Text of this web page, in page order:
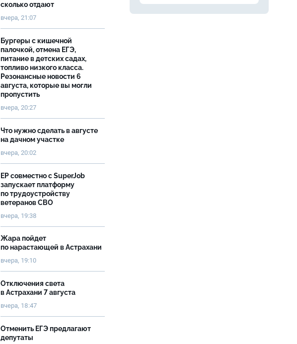
сколько отдают
вчера, 21:07
Бургеры с кишечной
палочкой, отмена ЕГЭ,
питание в детских садах,
топливо низкого класса.
Резонансные новости 6
августа, которые вы могли
пропустить
вчера, 20:27
Что нужно сделать в августе
на дачном участке
вчера, 20:02
ЕР совместно с SuperJob
запускает платформу
по трудоустройству
ветеранов СВО
вчера, 19:38
Жара пойдет
по нарастающей в Астрахани
вчера, 19:10
Отключения света
в Астрахани 7 августа
вчера, 18:47
Отменить ЕГЭ предлагают
депутаты